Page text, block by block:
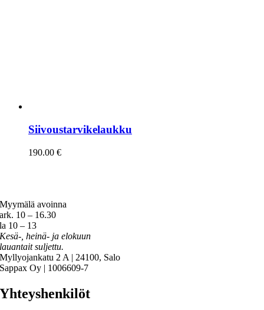
Siivoustarvikelaukku
190.00 €
Myymälä avoinna
ark. 10 – 16.30
la 10 – 13
Kesä-, heinä- ja elokuun
lauantait suljettu.
Myllyojankatu 2 A | 24100, Salo
Sappax Oy | 1006609-7
Yhteyshenkilöt